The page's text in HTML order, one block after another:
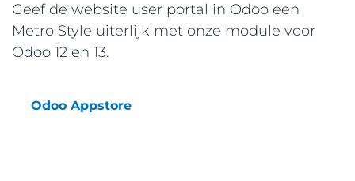
Geef de website user portal in Odoo een
Metro Style uiterlijk met onze module voor
Odoo 12 en 13.
Odoo Appstore